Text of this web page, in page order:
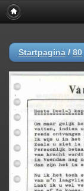
Startpagina / 80